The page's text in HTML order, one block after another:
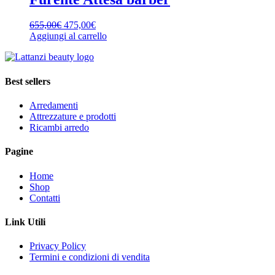
prodotto
più
Le
opzioni
essere
nella
del
prodotto
655,00€ Il
prezzo
era:
475,00€Il
prezzo
Aggiungi al carrello
Best sellers
Arredamenti
Attrezzature e prodotti
Ricambi arredo
Pagine
Home
Shop
Contatti
Link Utili
Privacy Policy
Termini e condizioni di vendita